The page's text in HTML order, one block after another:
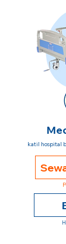
katil hospital